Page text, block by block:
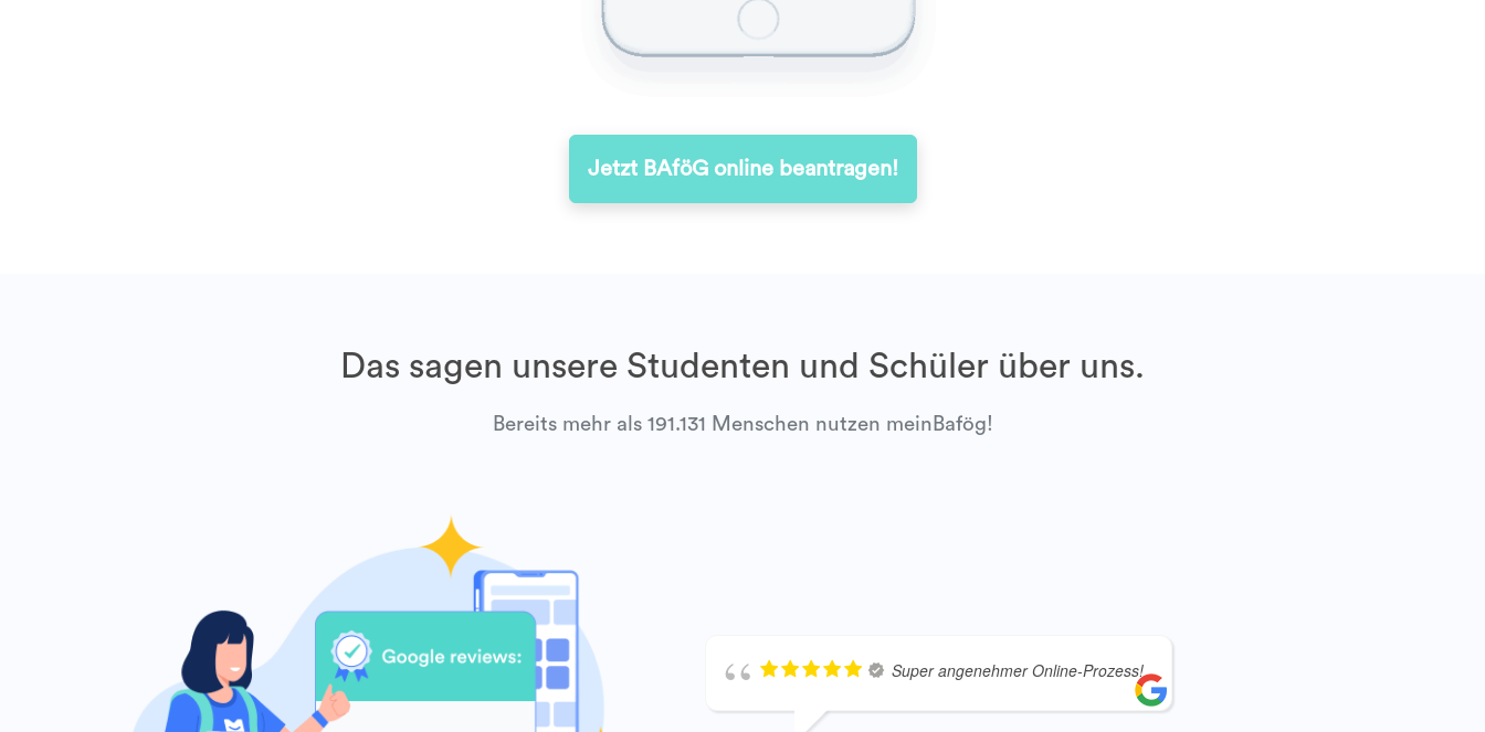
Jetzt BAföG online beantragen!
Das sagen unsere Studenten und Schüler über uns.
Bereits mehr als 191.131 Menschen nutzen meinBafög!
Super angenehmer Online-Prozess!